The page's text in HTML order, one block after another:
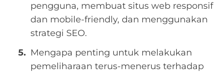
pengguna, membuat situs web responsif
dan mobile-friendly, dan menggunakan
strategi SEO.
Mengapa penting untuk melakukan
pemeliharaan terus-menerus terhadap